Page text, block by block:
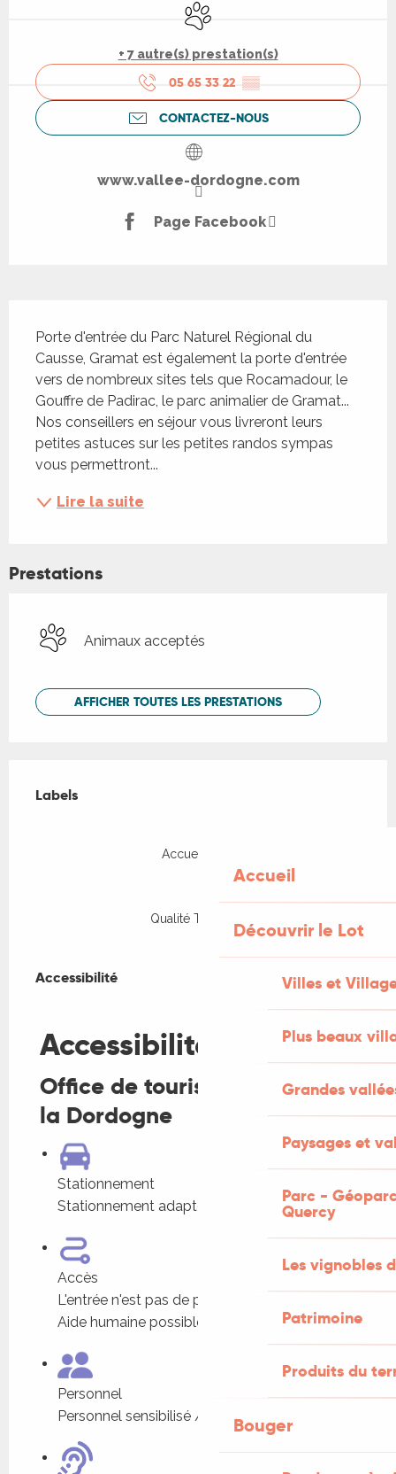
Accueil
Découvrir le Lot
Villes et
Plus beaux
Grandes
Paysages et
Parc -
Quercy
Les vignobles
Patrimoine
Produits du
Bouger
Animaux acceptés
+ 7 autre(s) prestation(s)
05 65 33 22 ▒▒
CONTACTEZ-NOUS
www.vallee-dordogne.com
Page Facebook
Porte d'entrée du Parc Naturel Régional du
Causse, Gramat est également la porte d'entrée
vers de nombreux sites tels que Rocamadour, le
Gouffre de Padirac, le parc animalier de Gramat...
Nos conseillers en séjour vous livreront leurs
petites astuces sur les petites randos sympas
vous permettront...
Lire la suite
Prestations
Animaux acceptés
AFFICHER TOUTES LES PRESTATIONS
Labels
Labels
Accueil Vélo
Qualité Tourisme
Accessibilité
Fermer
Accessibilité
Office de tourisme Vallée de
la Dordogne
Stationnement
Stationnement adapté à proximité
Accès
L'entrée n'est pas de plain-pied
Aide humaine possible
Personnel
Personnel sensibilisé / formé